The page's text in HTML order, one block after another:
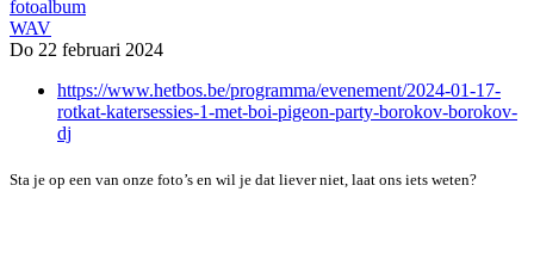
fotoalbum
WAV
Do 22 februari 2024
https://www.hetbos.be/programma/evenement/2024-01-17-
rotkat-katersessies-1-met-boi-pigeon-party-borokov-borokov-
dj
Sta je op een van onze foto’s en wil je dat liever niet, laat ons iets weten?